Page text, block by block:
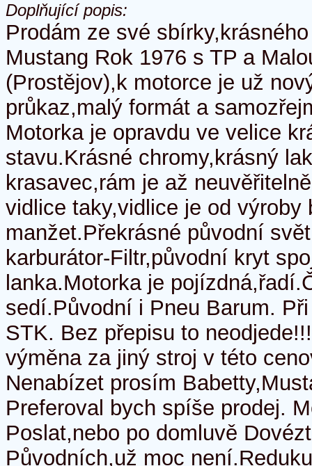
Doplňující popis:
Prodám ze své
Mustang Rok 1976 s TP a
(Prostějov),k motorce je už
průkaz,malý formát a
Motorka je opravdu ve velice
stavu.Krásné chromy,krásný
krasavec,rám je až
vidlice taky,vidlice je od výroby
manžet.Překrásné původní
karburátor-Filtr,původní kryt
lanka.Motorka je
sedí.Původní i Pneu Barum.
STK. Bez přepisu to
výměna za jiný stroj v této
Nenabízet prosím
Preferoval bych spíše prodej.
Poslat,nebo po domluvě
Původních,už moc